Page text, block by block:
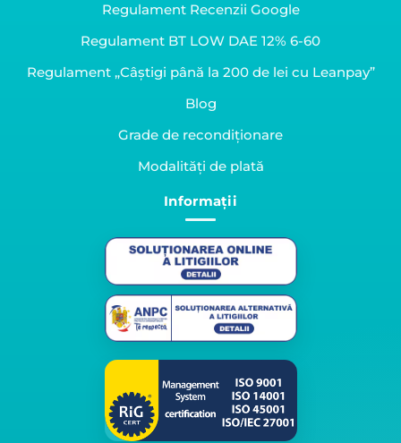
Regulament Recenzii Google
Regulament BT LOW DAE 12% 6-60
Regulament „Câștigi până la 200 de lei cu Leanpay”
Blog
Grade de recondiționare
Modalități de plată
Informații